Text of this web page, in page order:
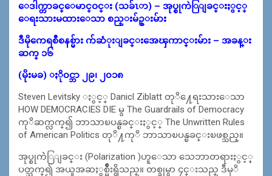
ေဒါက္တာခင္ေမာင္ဝင္း (သခ်ၤာ) – အုပ္စုကဲြျခင္းႏွင့္
ေရးသားမထားေသာ စည္းမ်ဥ္းမ်ား
ဒီမိုကေရစီစနစ္မ်ား က်ဆံုးျခင္းအေၾကာင္းမ်ား – အခန္း
ဆက္ ၁၆
(မိုးမခ) ႏို၀င္ဘာ ၂၉၊ ၂၀၁၈
Steven Levitsky ႏွင့္ Danicl Ziblatt တုိ႔ေရးသားေသာ
HOW DEMOCRACIES DIE မွ The Guardrails of Democracy
ကုိဆက္လက္၍ ဘာသာၿပန္ၿခင္းႏွင့္ The Unwritten Rules
of American Politics တုိ႔ကုိ ဘာသာၿပန္ၿခင္းၿဖစ္သည္။
အုပ္စုကဲဲြျခင္း (Polarization )ဟူေသာ သေဘာတရားႏွင့္
ပတ္သက္၍ အယူအဆႏွစ္မ်ိဳးရွိသည္။ တစ္ခုမွာ ၄င္းသည္ ဒီမုိ